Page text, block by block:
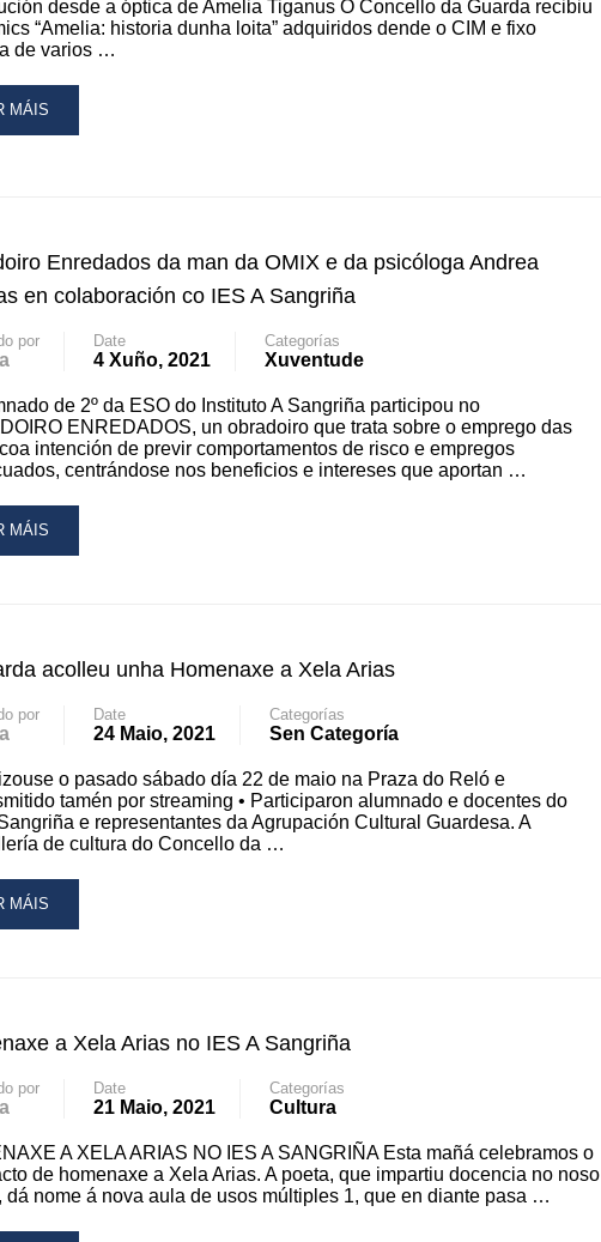
desde a óptica de Amelia Tiganus O Concello da Guarda recibiu
“Amelia: historia dunha loita” adquiridos dende o CIM e fixo
de varios …
MÁIS
Enredados da man da OMIX e da psicóloga Andrea
en colaboración co IES A Sangriña
por Date
4 Xuño, 2021
Categorías
Xuventude
de 2º da ESO do Instituto A Sangriña participou no
ENREDADOS, un obradoiro que trata sobre o emprego das
intención de previr comportamentos de risco e empregos
centrándose nos beneficios e intereses que aportan …
MÁIS
acolleu unha Homenaxe a Xela Arias
por Date
24 Maio, 2021
Categorías
Sen Categoría
o pasado sábado día 22 de maio na Praza do Reló e
tamén por streaming • Participaron alumnado e docentes do
Sangriña e representantes da Agrupación Cultural Guardesa. A
de cultura do Concello da …
MÁIS
a Xela Arias no IES A Sangriña
por Date
21 Maio, 2021
Categorías
Cultura
A XELA ARIAS NO IES A SANGRIÑA Esta mañá celebramos o
de homenaxe a Xela Arias. A poeta, que impartiu docencia no noso
dá nome á nova aula de usos múltiples 1, que en diante pasa …